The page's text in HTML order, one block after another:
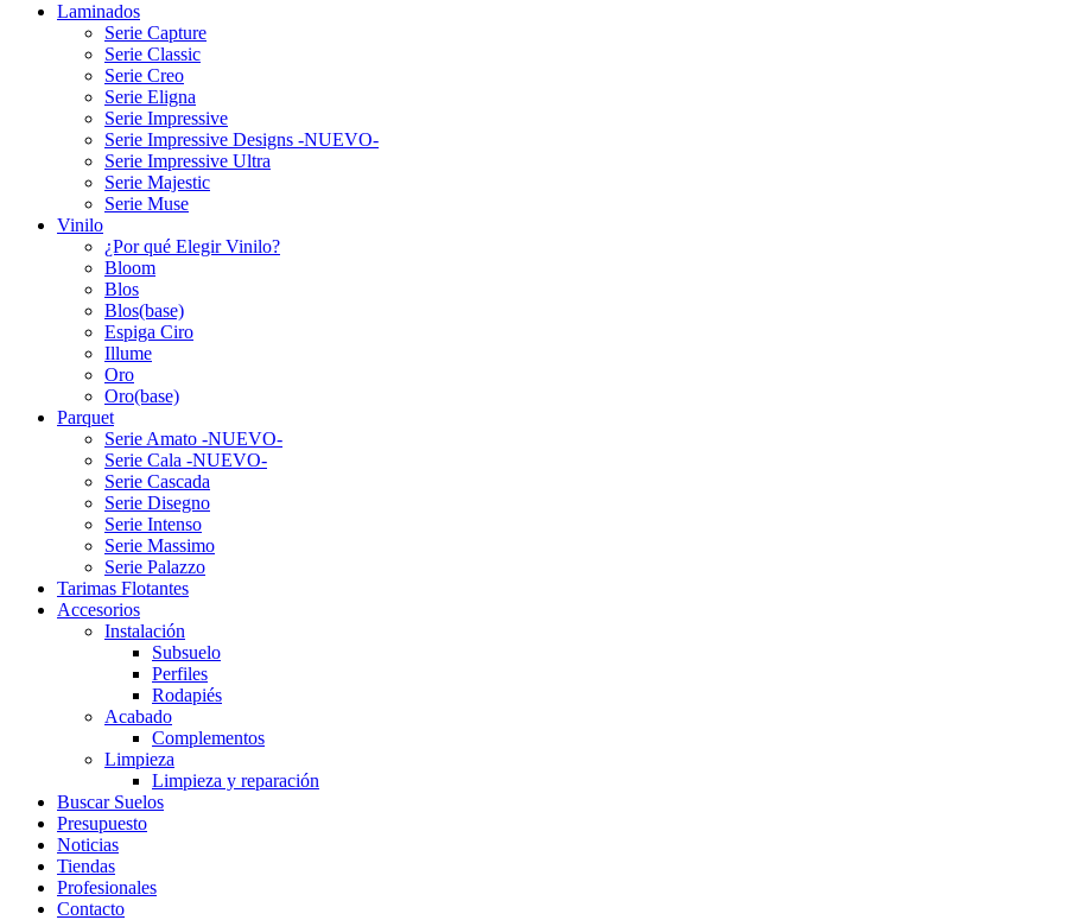
Laminados
Serie Capture
Serie Classic
Serie Creo
Serie Eligna
Serie Impressive
Serie Impressive Designs -NUEVO-
Serie Impressive Ultra
Serie Majestic
Serie Muse
Vinilo
¿Por qué Elegir Vinilo?
Bloom
Blos
Blos(base)
Espiga Ciro
Illume
Oro
Oro(base)
Parquet
Serie Amato -NUEVO-
Serie Cala -NUEVO-
Serie Cascada
Serie Disegno
Serie Intenso
Serie Massimo
Serie Palazzo
Tarimas Flotantes
Accesorios
Instalación
Subsuelo
Perfiles
Rodapiés
Acabado
Complementos
Limpieza
Limpieza y reparación
Buscar Suelos
Presupuesto
Noticias
Tiendas
Profesionales
Contacto